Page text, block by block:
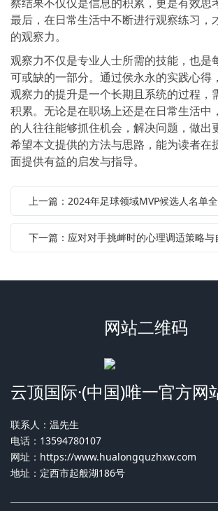
最后，在日常生活中不断进行观察练习，
的观察力。
观察力不仅是专业人士所需的技能，也是
可或缺的一部分。通过侯永永的实践心得
观察力的提升是一个长期且系统的过程，
积累。无论是在职场上还是在日常生活中
的人往往能够抓住机会，解决问题，做出
希望本文提供的方法与思路，能为读者在
面提供有益的启发与指导。
网站二维码
云顶国际·(中国)唯一官方网
联系人：温先生
电话：13594780107
网址： https://www.hualongquzhxw.com
地址：定西市起般湖186号